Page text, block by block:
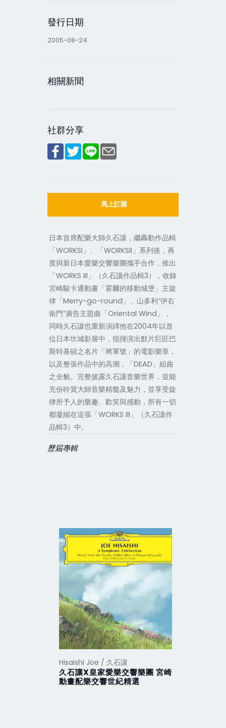
發行日期
2005-08-24
相關新聞
社群分享
馬上訂購
日本首席配樂大師久石讓，繼轟動作品輯
「WORKSI」、「WORKSII」系列後，再
度與新日本愛樂交響樂團攜手合作，推出
「WORKS III」（久石讓作品輯3），收錄
宮崎駿卡通動畫「霍爾的移動城堡」主旋
律「Merry-go-round」、山多利“伊右
衛門”廣告主題曲「Oriental Wind」，
同時久石讓也重新演繹他在2004年以首
位日本坎城影展中，指揮演出默片巨匠巴
斯特基頓之名片「將軍號」的電影樂章，
以及整張作品中的高潮，「DEAD」組曲
之全貌。完整披露久石讓音樂世界，並能
充份聆賞大師音樂精髓及魅力，並享受旋
律所予人的樂趣、歡笑與感動，所有一切
都凝縮在這張「WORKS III」（久石讓作
品輯3）中。
歷屆專輯
Hisaishi Joe / 久石讓
久石讓X皇家愛樂交響樂團 宮崎駿
動畫配樂交響世紀精選